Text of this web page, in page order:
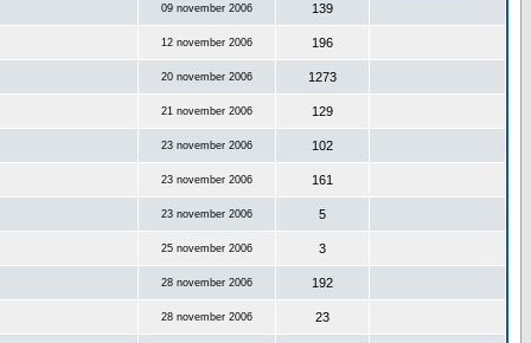
09 november 2006 139
12 november 2006 196
20 november 2006 1273
21 november 2006 129
23 november 2006 102
23 november 2006 161
23 november 2006 5
25 november 2006 3
28 november 2006 192
28 november 2006 23